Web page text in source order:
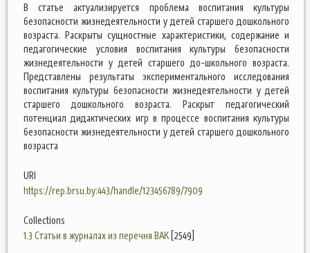
В статье актуализируется проблема воспитания культуры
безопасности жизнедеятельности у детей старшего дошкольного
возраста. Раскрыты сущностные характеристики, содержание и
педагогические условия воспитания культуры безопасности
жизнедеятельности у детей старшего до-школьного возраста.
Представлены результаты экспериментального исследования
воспитания культуры безопасности жизнедеятельности у детей
старшего дошкольного возраста. Раскрыт педагогический
потенциал дидактических игр в процессе воспитания культуры
безопасности жизнедеятельности у детей старшего дошкольного
возраста
URI
https://rep.brsu.by:443/handle/123456789/7909
Collections
1.3 Статьи в журналах из перечня ВАК [2549]